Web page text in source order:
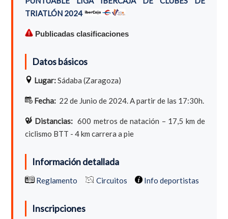
TRIATLÓN 2024
Publicadas clasificaciones
Datos básicos
Lugar:Sádaba (Zaragoza)
Fecha: 22 de Junio de 2024. A partir de las 17:30h.
Distancias:600 metros de natación – 17,5 km de
ciclismo BTT - 4 km carrera a pie
Información detallada
Reglamento Circuitos Info deportistas
Inscripciones